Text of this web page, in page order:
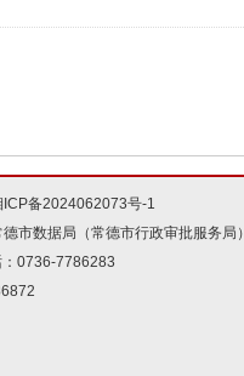
ICP备2024062073号-1
市数据局（常德市行政审批服务局）
0736-7786283